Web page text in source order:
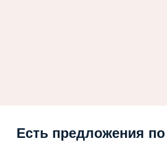
Есть предложения по